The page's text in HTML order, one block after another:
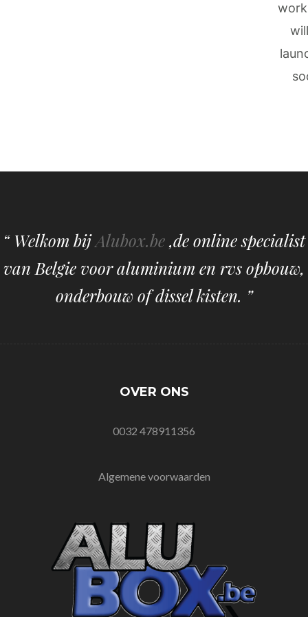
“ Welkom bijAlubox.be,de online specialist
van Belgie voor aluminium en rvs opbouw,
onderbouw of dissel kisten. ”
OVER ONS
0032 478911356
Algemene voorwaarden